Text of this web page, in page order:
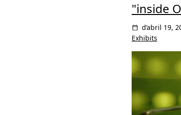
"inside
d’abril 19,
Exhibits